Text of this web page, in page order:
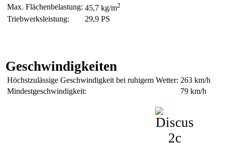
Max. Flächenbelastung: 45,7 kg/m2
Triebwerksleistung: 29,9 PS
Geschwindigkeiten
Höchstzulässige Geschwindigkeit bei ruhigem Wetter: 263 km/h
Mindestgeschwindigkeit:
79 km/h